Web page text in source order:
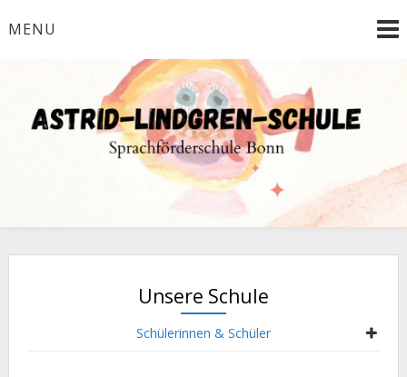
toMENU
Astrid-Lindgren-Schule
Sprachförderschule der Stadt Bonn
Unsere Schule
Schülerinnen & Schüler